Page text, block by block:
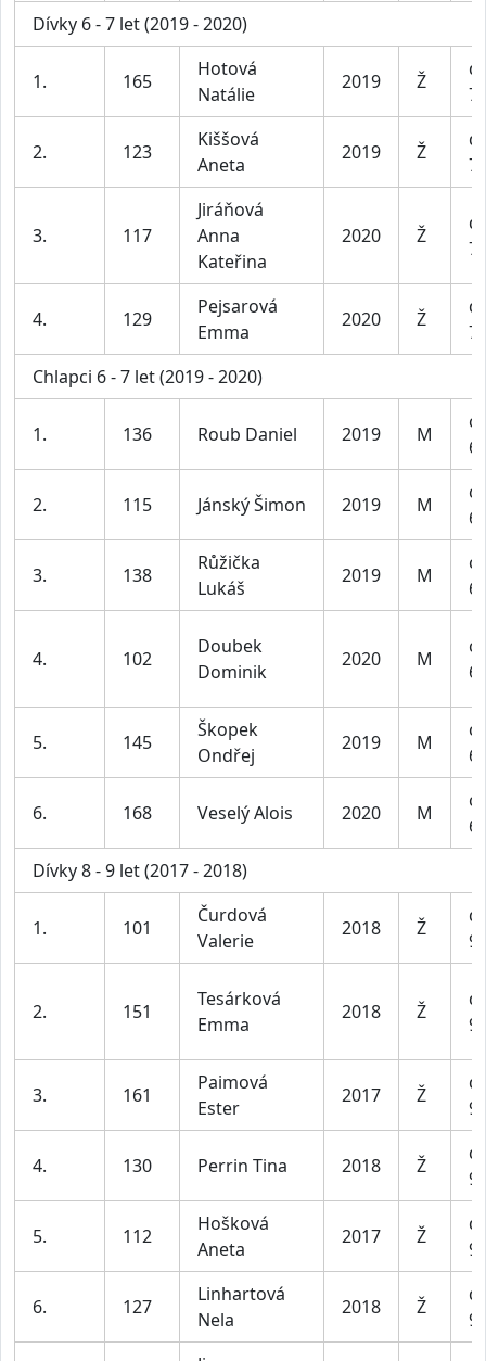
Dívky 6 - 7 let (2019 - 2020)
1. 165
Hotová
Natálie
2019 Ž
7
2. 123
Kiššová
Aneta
2019 Ž
7
3. 117
Jiráňová
Anna
Kateřina
2020 Ž
7
4. 129
Pejsarová
Emma
2020 Ž
7
Chlapci 6 - 7 let (2019 - 2020)
1. 136 Roub Daniel 2019 M
2. 115 Jánský Šimon 2019 M
3. 138
Růžička
Lukáš
2019 M
4. 102
Doubek
Dominik
2020 M
5. 145
Škopek
Ondřej
2019 M
6. 168 Veselý Alois 2020 M
Dívky 8 - 9 let (2017 - 2018)
1. 101
Čurdová
Valerie
2018 Ž
9
2. 151
Tesárková
Emma
2018 Ž
9
3. 161
Paimová
Ester
2017 Ž
9
4. 130 Perrin Tina 2018 Ž
9
5. 112
Hošková
Aneta
2017 Ž
9
6. 127
Linhartová
Nela
2018 Ž
9